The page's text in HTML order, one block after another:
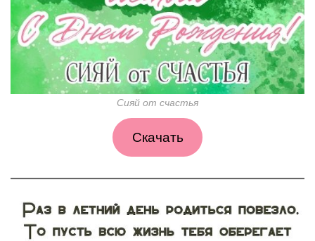
Сияй от счастья
Скачать